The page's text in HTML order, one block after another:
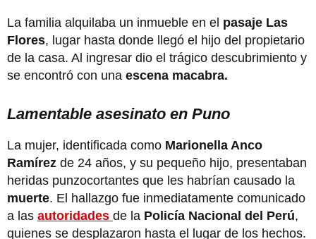
La familia alquilaba un inmueble en el pasaje Las
Flores, lugar hasta donde llegó el hijo del propietario
de la casa. Al ingresar dio el trágico descubrimiento y
se encontró con una escena macabra.
Lamentable asesinato en Puno
La mujer, identificada como Marionella Anco
Ramírez de 24 años, y su pequeño hijo, presentaban
heridas punzocortantes que les habrían causado la
muerte. El hallazgo fue inmediatamente comunicado
a las autoridades de la Policía Nacional del Perú,
quienes se desplazaron hasta el lugar de los hechos.